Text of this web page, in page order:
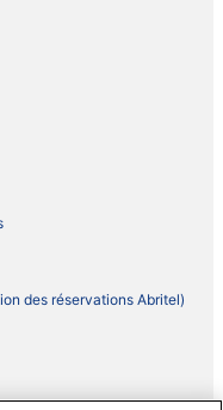
des réservations Abritel)